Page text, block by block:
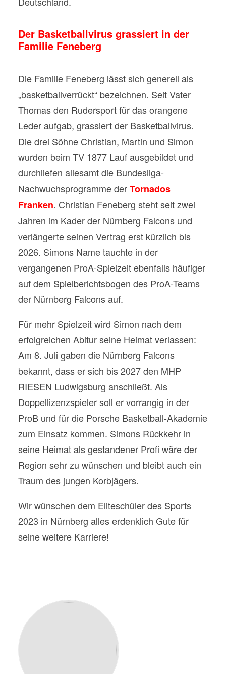
Der Basketballvirus grassiert in der
Familie Feneberg
Die Familie Feneberg lässt sich generell als
„basketballverrückt“ bezeichnen. Seit Vater
Thomas den Rudersport für das orangene
Leder aufgab, grassiert der Basketballvirus.
Die drei Söhne Christian, Martin und Simon
wurden beim TV 1877 Lauf ausgebildet und
durchliefen allesamt die Bundesliga-
Nachwuchsprogramme derTornados
Franken. Christian Feneberg steht seit zwei
Jahren im Kader der Nürnberg Falcons und
verlängerte seinen Vertrag erst kürzlich bis
2026. Simons Name tauchte in der
vergangenen ProA-Spielzeit ebenfalls häufiger
auf dem Spielberichtsbogen des ProA-Teams
der Nürnberg Falcons auf.
Für mehr Spielzeit wird Simon nach dem
erfolgreichen Abitur seine Heimat verlassen:
Am 8. Juli gaben die Nürnberg Falcons
bekannt, dass er sich bis 2027 den MHP
RIESEN Ludwigsburg anschließt. Als
Doppellizenzspieler soll er vorrangig in der
ProB und für die Porsche Basketball-Akademie
zum Einsatz kommen. Simons Rückkehr in
seine Heimat als gestandener Profi wäre der
Region sehr zu wünschen und bleibt auch ein
Traum des jungen Korbjägers.
Wir wünschen dem Eliteschüler des Sports
2023 in Nürnberg alles erdenklich Gute für
seine weitere Karriere!